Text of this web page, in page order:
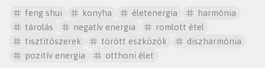
feng shui konyha életenergia
harmónia
tárolás
negatív energia
romlott étel
tisztítószerek
törött eszközök
diszharmónia
pozitív energia
otthoni élet